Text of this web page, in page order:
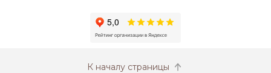
К началу страницы